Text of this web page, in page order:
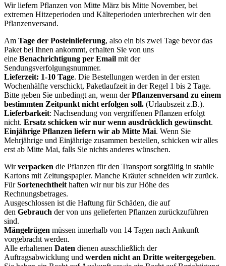
Wir liefern Pflanzen von Mitte März bis Mitte November, bei
extremen Hitzeperioden und Kälteperioden unterbrechen wir den
Pflanzenversand.
Am Tage der Posteinlieferung, also ein bis zwei Tage bevor das
Paket bei Ihnen ankommt, erhalten Sie von uns
eine Benachrichtigung per Email mit der
Sendungsverfolgungsnummer.
Lieferzeit: 1-10 Tage. Die Bestellungen werden in der ersten
Wochenhälfte verschickt, Paketlaufzeit in der Regel 1 bis 2 Tage.
Bitte geben Sie unbedingt an, wenn derPflanzenversand zu einem
bestimmten Zeitpunkt nicht erfolgen soll. (Urlaubszeit z.B.).
Lieferbarkeit: Nachsendung von vergriffenen Pflanzen erfolgt
nicht. Ersatz schicken wir nur wenn ausdrücklich gewünscht.
Einjährige Pflanzen liefern wir ab Mitte Mai. Wenn Sie
Mehrjährige und Einjährige zusammen bestellen, schicken wir alles
erst ab Mitte Mai, falls Sie nichts anderes wünschen.
Wirverpacken die Pflanzen für den Transport sorgfältig in stabile
Kartons mit Zeitungspapier. Manche Kräuter schneiden wir zurück.
FürSortenechtheit haften wir nur bis zur Höhe des
Rechnungsbetrages.
Ausgeschlossen ist die Haftung für Schäden, die auf
den Gebrauch der von uns gelieferten Pflanzen zurückzuführen
sind.
Mängelrügen müssen innerhalb von 14 Tagen nach Ankunft
vorgebracht werden.
Alle erhaltenen Daten dienen ausschließlich der
Auftragsabwicklung und werden nicht an Dritte weitergegeben.